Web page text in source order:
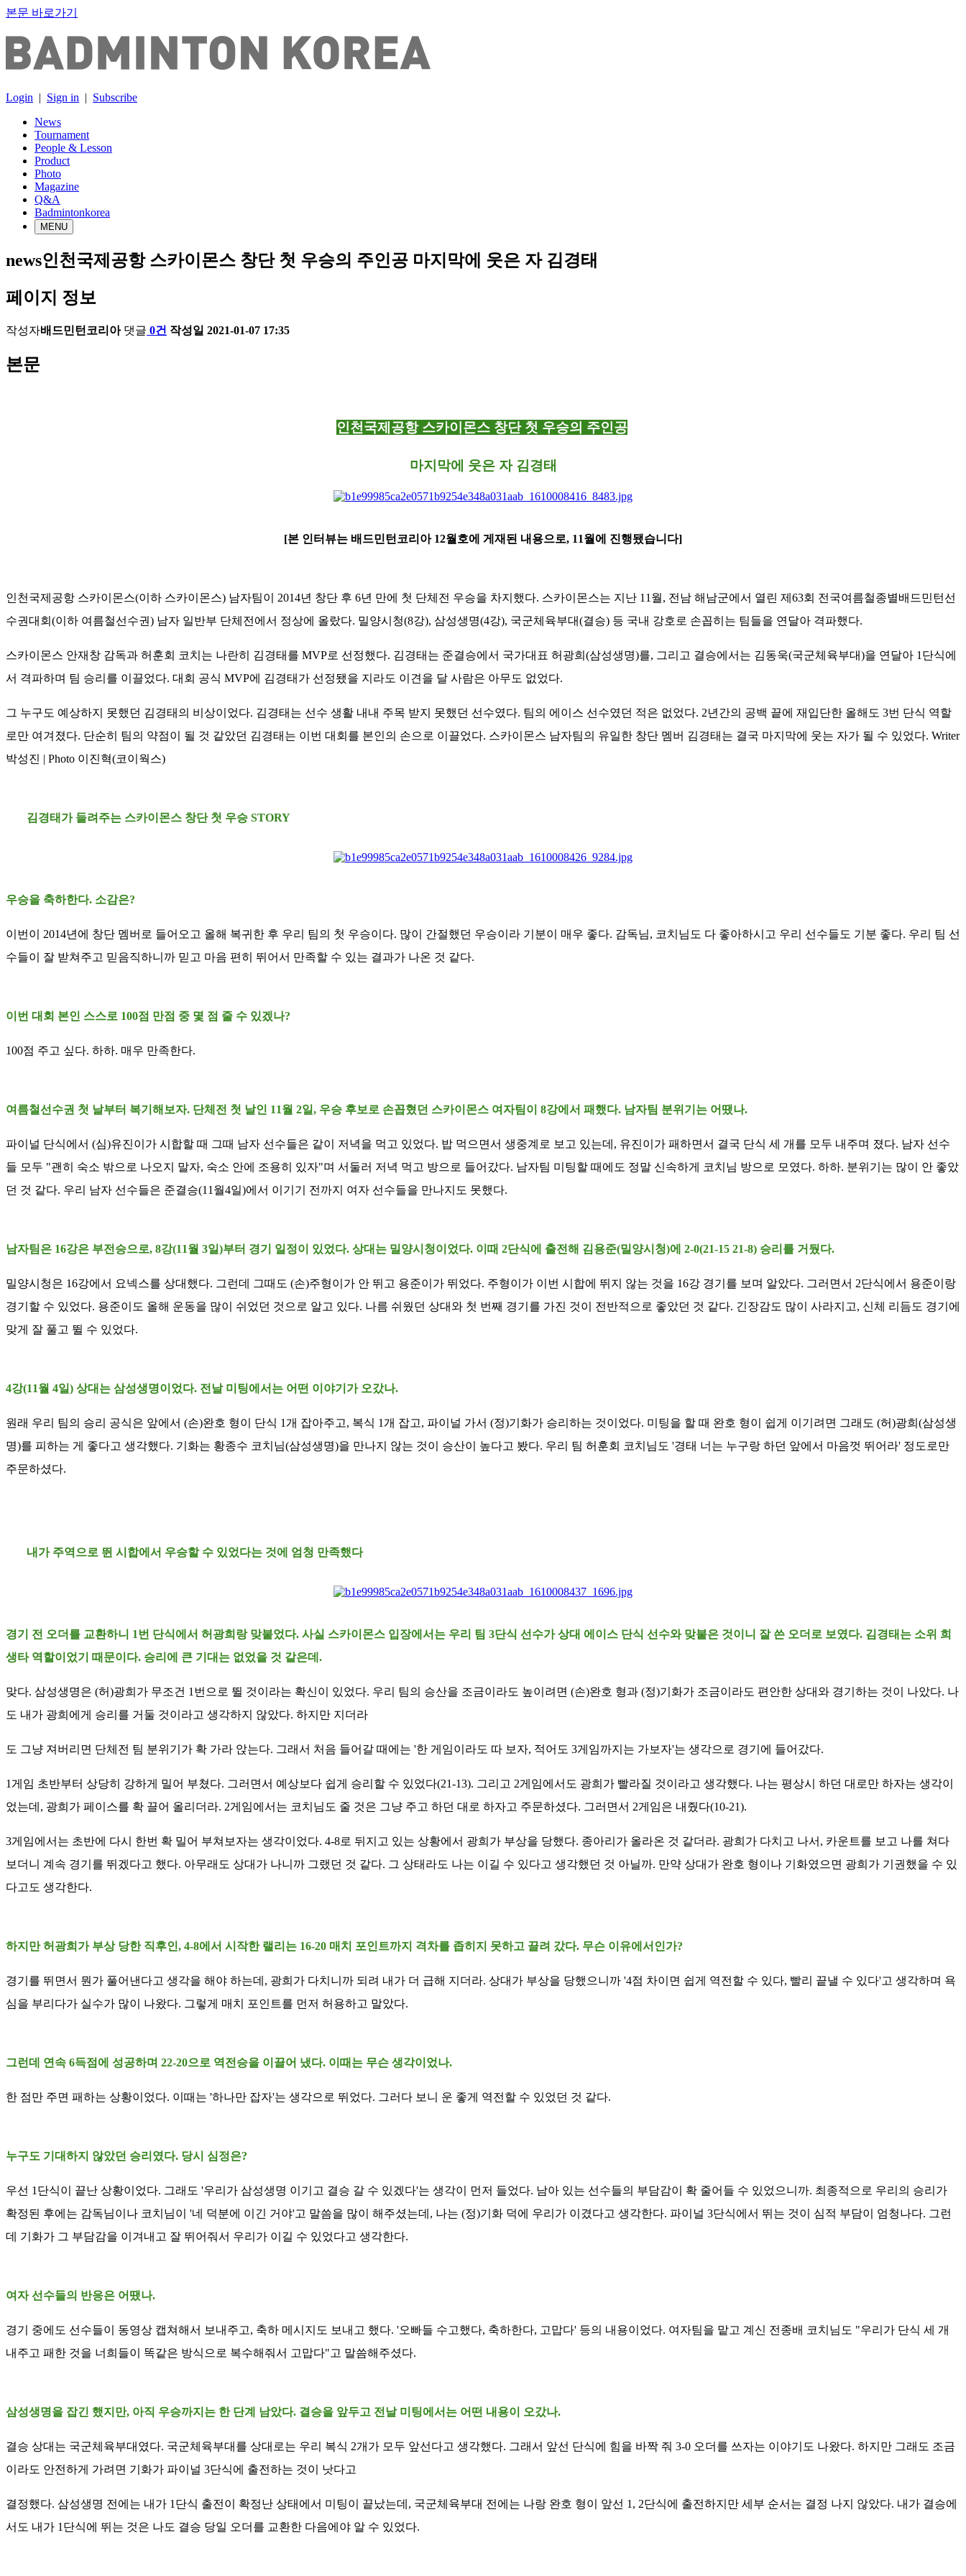
본문 바로가기
Login | Sign in | Subscribe
News
Tournament
People & Lesson
Product
Photo
Magazine
Q&A
Badmintonkorea
MENU
news​인천국제공항 스카이몬스 창단 첫 우승의 주인공 마지막에 웃은 자 김경태
페이지 정보
작성자배드민턴코리아 댓글 0건 작성일 2021-01-07 17:35
본문
인천국제공항 스카이몬스 창단 첫 우승의 주인공
마지막에 웃은 자 김경태
​[본 인터뷰는 배드민턴코리아 12월호에 게재된 내용으로, 11월에 진행됐습니다]
인천국제공항 스카이몬스(이하 스카이몬스) 남자팀이 2014년 창단 후 6년 만에 첫 단체전 우승을 차지했다. 스카이몬스는 지난 11월, 전남 해남군에서 열린 제63회 전국여름철종별배드민턴선
수권대회(이하 여름철선수권) 남자 일반부 단체전에서 정상에 올랐다. 밀양시청(8강), 삼성생명(4강), 국군체육부대(결승) 등 국내 강호로 손꼽히는 팀들을 연달아 격파했다.
스카이몬스 안재창 감독과 허훈회 코치는 나란히 김경태를 MVP로 선정했다. 김경태는 준결승에서 국가대표 허광희(삼성생명)를, 그리고 결승에서는 김동욱(국군체육부대)을 연달아 1단식에
서 격파하며 팀 승리를 이끌었다. 대회 공식 MVP에 김경태가 선정됐을 지라도 이견을 달 사람은 아무도 없었다.
그 누구도 예상하지 못했던 김경태의 비상이었다. 김경태는 선수 생활 내내 주목 받지 못했던 선수였다. 팀의 에이스 선수였던 적은 없었다. 2년간의 공백 끝에 재입단한 올해도 3번 단식 역할
로만 여겨졌다. 단순히 팀의 약점이 될 것 같았던 김경태는 이번 대회를 본인의 손으로 이끌었다. 스카이몬스 남자팀의 유일한 창단 멤버 김경태는 결국 마지막에 웃는 자가 될 수 있었다. Writer
박성진 | Photo 이진혁(코이웍스)
김경태가 들려주는 스카이몬스 창단 첫 우승 STORY
우승을 축하한다. 소감은?
이번이 2014년에 창단 멤버로 들어오고 올해 복귀한 후 우리 팀의 첫 우승이다. 많이 간절했던 우승이라 기분이 매우 좋다. 감독님, 코치님도 다 좋아하시고 우리 선수들도 기분 좋다. 우리 팀 선
수들이 잘 받쳐주고 믿음직하니까 믿고 마음 편히 뛰어서 만족할 수 있는 결과가 나온 것 같다.
이번 대회 본인 스스로 100점 만점 중 몇 점 줄 수 있겠나?
100점 주고 싶다. 하하. 매우 만족한다.
여름철선수권 첫 날부터 복기해보자. 단체전 첫 날인 11월 2일, 우승 후보로 손꼽혔던 스카이몬스 여자팀이 8강에서 패했다. 남자팀 분위기는 어땠나.
파이널 단식에서 (심)유진이가 시합할 때 그때 남자 선수들은 같이 저녁을 먹고 있었다. 밥 먹으면서 생중계로 보고 있는데, 유진이가 패하면서 결국 단식 세 개를 모두 내주며 졌다. 남자 선수
들 모두 "괜히 숙소 밖으로 나오지 말자, 숙소 안에 조용히 있자"며 서둘러 저녁 먹고 방으로 들어갔다. 남자팀 미팅할 때에도 정말 신속하게 코치님 방으로 모였다. 하하. 분위기는 많이 안 좋았
던 것 같다. 우리 남자 선수들은 준결승(11월4일)에서 이기기 전까지 여자 선수들을 만나지도 못했다.
남자팀은 16강은 부전승으로, 8강(11월 3일)부터 경기 일정이 있었다. 상대는 밀양시청이었다. 이때 2단식에 출전해 김용준(밀양시청)에 2-0(21-15 21-8) 승리를 거뒀다.
밀양시청은 16강에서 요넥스를 상대했다. 그런데 그때도 (손)주형이가 안 뛰고 용준이가 뛰었다. 주형이가 이번 시합에 뛰지 않는 것을 16강 경기를 보며 알았다. 그러면서 2단식에서 용준이랑
경기할 수 있었다. 용준이도 올해 운동을 많이 쉬었던 것으로 알고 있다. 나름 쉬웠던 상대와 첫 번째 경기를 가진 것이 전반적으로 좋았던 것 같다. 긴장감도 많이 사라지고, 신체 리듬도 경기에
맞게 잘 풀고 뛸 수 있었다.
4강(11월 4일) 상대는 삼성생명이었다. 전날 미팅에서는 어떤 이야기가 오갔나.
원래 우리 팀의 승리 공식은 앞에서 (손)완호 형이 단식 1개 잡아주고, 복식 1개 잡고, 파이널 가서 (정)기화가 승리하는 것이었다. 미팅을 할 때 완호 형이 쉽게 이기려면 그래도 (허)광희(삼성생
명)를 피하는 게 좋다고 생각했다. 기화는 황종수 코치님(삼성생명)을 만나지 않는 것이 승산이 높다고 봤다. 우리 팀 허훈회 코치님도 '경태 너는 누구랑 하던 앞에서 마음껏 뛰어라' 정도로만
주문하셨다.
내가 주역으로 뛴 시합에서 우승할 수 있었다는 것에 엄청 만족했다
경기 전 오더를 교환하니 1번 단식에서 허광희랑 맞붙었다. 사실 스카이몬스 입장에서는 우리 팀 3단식 선수가 상대 에이스 단식 선수와 맞붙은 것이니 잘 쓴 오더로 보였다. 김경태는 소위 희
생타 역할이었기 때문이다. 승리에 큰 기대는 없었을 것 같은데.
맞다. 삼성생명은 (허)광희가 무조건 1번으로 뛸 것이라는 확신이 있었다. 우리 팀의 승산을 조금이라도 높이려면 (손)완호 형과 (정)기화가 조금이라도 편안한 상대와 경기하는 것이 나았다. 나
도 내가 광희에게 승리를 거둘 것이라고 생각하지 않았다. 하지만 지더라
도 그냥 져버리면 단체전 팀 분위기가 확 가라 앉는다. 그래서 처음 들어갈 때에는 '한 게임이라도 따 보자, 적어도 3게임까지는 가보자'는 생각으로 경기에 들어갔다.
1게임 초반부터 상당히 강하게 밀어 부쳤다. 그러면서 예상보다 쉽게 승리할 수 있었다(21-13). 그리고 2게임에서도 광희가 빨라질 것이라고 생각했다. 나는 평상시 하던 대로만 하자는 생각이
었는데, 광희가 페이스를 확 끌어 올리더라. 2게임에서는 코치님도 줄 것은 그냥 주고 하던 대로 하자고 주문하셨다. 그러면서 2게임은 내줬다(10-21).
3게임에서는 초반에 다시 한번 확 밀어 부쳐보자는 생각이었다. 4-8로 뒤지고 있는 상황에서 광희가 부상을 당했다. 종아리가 올라온 것 같더라. 광희가 다치고 나서, 카운트를 보고 나를 쳐다
보더니 계속 경기를 뛰겠다고 했다. 아무래도 상대가 나니까 그랬던 것 같다. 그 상태라도 나는 이길 수 있다고 생각했던 것 아닐까. 만약 상대가 완호 형이나 기화였으면 광희가 기권했을 수 있
다고도 생각한다.
하지만 허광희가 부상 당한 직후인, 4-8에서 시작한 랠리는 16-20 매치 포인트까지 격차를 좁히지 못하고 끌려 갔다. 무슨 이유에서인가?
경기를 뛰면서 뭔가 풀어낸다고 생각을 해야 하는데, 광희가 다치니까 되려 내가 더 급해 지더라. 상대가 부상을 당했으니까 '4점 차이면 쉽게 역전할 수 있다, 빨리 끝낼 수 있다'고 생각하며 욕
심을 부리다가 실수가 많이 나왔다. 그렇게 매치 포인트를 먼저 허용하고 말았다.
그런데 연속 6득점에 성공하며 22-20으로 역전승을 이끌어 냈다. 이때는 무슨 생각이었나.
한 점만 주면 패하는 상황이었다. 이때는 '하나만 잡자'는 생각으로 뛰었다. 그러다 보니 운 좋게 역전할 수 있었던 것 같다.
누구도 기대하지 않았던 승리였다. 당시 심정은?
우선 1단식이 끝난 상황이었다. 그래도 '우리가 삼성생명 이기고 결승 갈 수 있겠다'는 생각이 먼저 들었다. 남아 있는 선수들의 부담감이 확 줄어들 수 있었으니까. 최종적으로 우리의 승리가
확정된 후에는 감독님이나 코치님이 '네 덕분에 이긴 거야'고 말씀을 많이 해주셨는데, 나는 (정)기화 덕에 우리가 이겼다고 생각한다. 파이널 3단식에서 뛰는 것이 심적 부담이 엄청나다. 그런
데 기화가 그 부담감을 이겨내고 잘 뛰어줘서 우리가 이길 수 있었다고 생각한다.
여자 선수들의 반응은 어땠나.
경기 중에도 선수들이 동영상 캡쳐해서 보내주고, 축하 메시지도 보내고 했다. '오빠들 수고했다, 축하한다, 고맙다' 등의 내용이었다. 여자팀을 맡고 계신 전종배 코치님도 "우리가 단식 세 개
내주고 패한 것을 너희들이 똑같은 방식으로 복수해줘서 고맙다"고 말씀해주셨다.
삼성생명을 잡긴 했지만, 아직 우승까지는 한 단계 남았다. 결승을 앞두고 전날 미팅에서는 어떤 내용이 오갔나.
결승 상대는 국군체육부대였다. 국군체육부대를 상대로는 우리 복식 2개가 모두 앞선다고 생각했다. 그래서 앞선 단식에 힘을 바짝 줘 3-0 오더를 쓰자는 이야기도 나왔다. 하지만 그래도 조금
이라도 안전하게 가려면 기화가 파이널 3단식에 출전하는 것이 낫다고
결정했다. 삼성생명 전에는 내가 1단식 출전이 확정난 상태에서 미팅이 끝났는데, 국군체육부대 전에는 나랑 완호 형이 앞선 1, 2단식에 출전하지만 세부 순서는 결정 나지 않았다. 내가 결승에
서도 내가 1단식에 뛰는 것은 나도 결승 당일 오더를 교환한 다음에야 알 수 있었다.